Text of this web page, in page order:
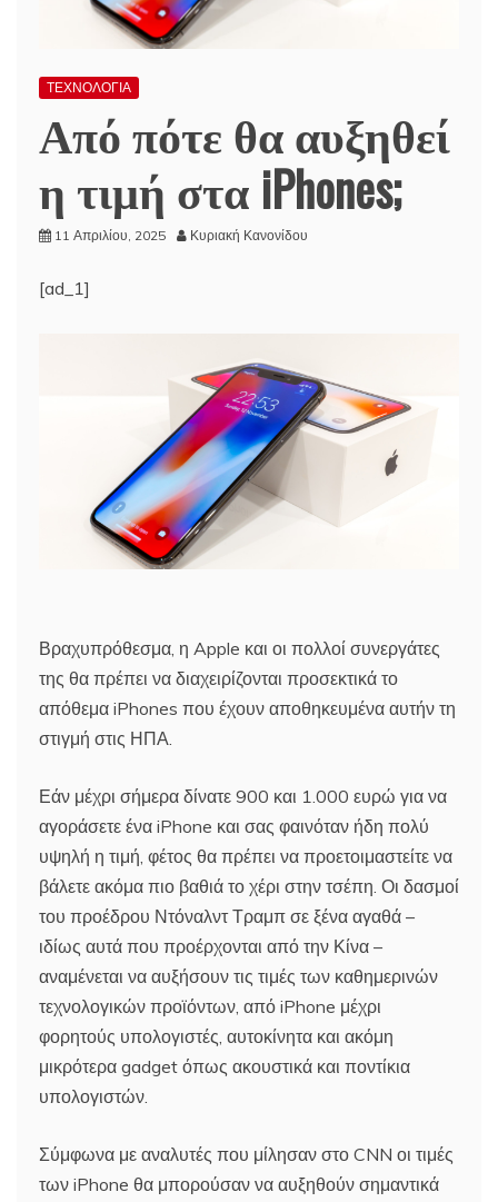
ΤΕΧΝΟΛΟΓΙΑ
Από πότε θα αυξηθεί
η τιμή στα iPhones;
11 Απριλίου, 2025 Κυριακή Κανονίδου
[ad_1]
Βραχυπρόθεσμα, η Apple και οι πολλοί συνεργάτες
της θα πρέπει να διαχειρίζονται προσεκτικά το
απόθεμα iPhones που έχουν αποθηκευμένα αυτήν τη
στιγμή στις ΗΠΑ.
Εάν μέχρι σήμερα δίνατε 900 και 1.000 ευρώ για να
αγοράσετε ένα iPhone και σας φαινόταν ήδη πολύ
υψηλή η τιμή, φέτος θα πρέπει να προετοιμαστείτε να
βάλετε ακόμα πιο βαθιά το χέρι στην τσέπη. Οι δασμοί
του προέδρου Ντόναλντ Τραμπ σε ξένα αγαθά –
ιδίως αυτά που προέρχονται από την Κίνα –
αναμένεται να αυξήσουν τις τιμές των καθημερινών
τεχνολογικών προϊόντων, από iPhone μέχρι
φορητούς υπολογιστές, αυτοκίνητα και ακόμη
μικρότερα gadget όπως ακουστικά και ποντίκια
υπολογιστών.
Σύμφωνα με αναλυτές που μίλησαν στο CNN οι τιμές
των iPhone θα μπορούσαν να αυξηθούν σημαντικά